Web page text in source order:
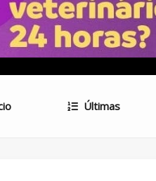
Últimas